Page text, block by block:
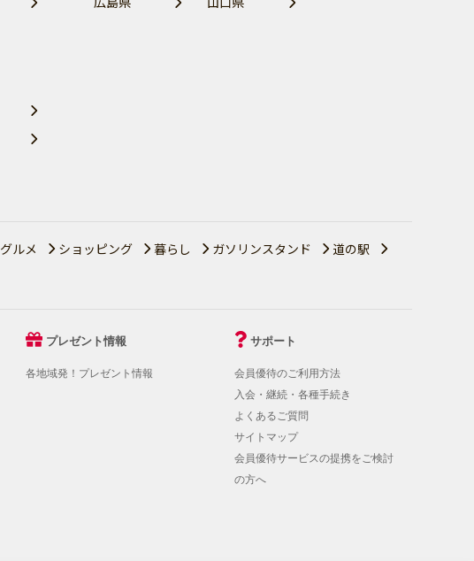
グルメ ショッピング 暮らし ガソリンスタンド
道の駅
プレゼント情報
各地域発！プレゼント情報
サポート
会員優待のご利用方法
入会・継続・各種手続き
よくあるご質問
サイトマップ
会員優待サービスの提携をご検討
の方へ